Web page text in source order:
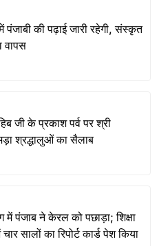
पंजाबी की पढ़ाई जारी रहेगी, संस्कृत
वापस
जी के प्रकाश पर्व पर श्री
श्रद्धालुओं का सैलाब
में पंजाब ने केरल को पछाड़ा; शिक्षा
सालों का रिपोर्ट कार्ड पेश किया